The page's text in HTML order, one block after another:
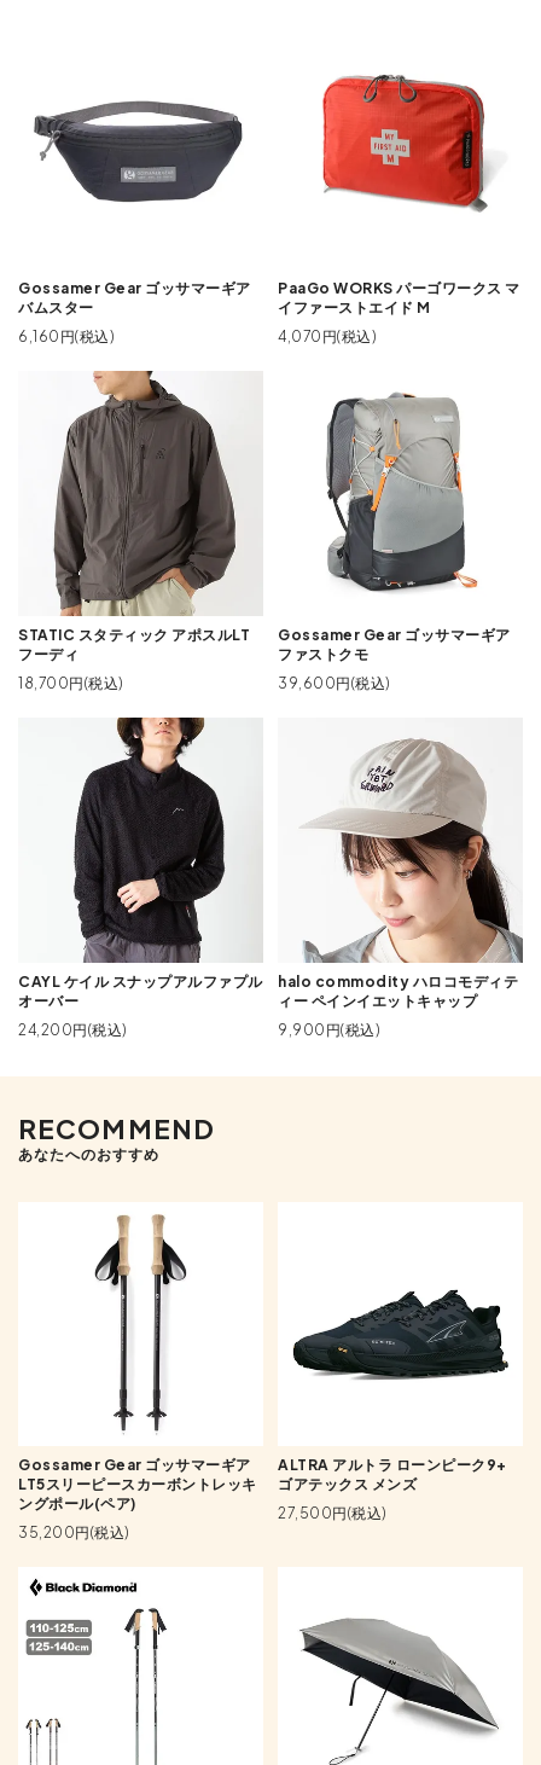
Gossamer Gear ゴッサマーギア
バムスター
6,160円(税込)
PaaGo WORKS パーゴワークス マ
イファーストエイド M
4,070円(税込)
STATIC スタティック アポスルLT
フーディ
18,700円(税込)
Gossamer Gear ゴッサマーギア
ファストクモ
39,600円(税込)
CAYL ケイル スナップアルファプル
オーバー
24,200円(税込)
halo commodity ハロコモディテ
ィー ペインイエットキャップ
9,900円(税込)
RECOMMEND
あなたへのおすすめ
Gossamer Gear ゴッサマーギア
LT5スリーピースカーボントレッキ
ングポール(ペア)
35,200円(税込)
ALTRA アルトラ ローンピーク9+
ゴアテックス メンズ
27,500円(税込)